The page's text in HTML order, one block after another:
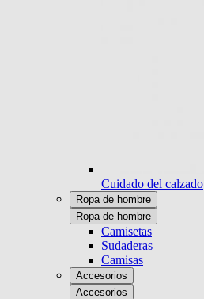
Cuidado del calzado
Ropa de hombre
Ropa de hombre
Camisetas
Sudaderas
Camisas
Accesorios
Accesorios